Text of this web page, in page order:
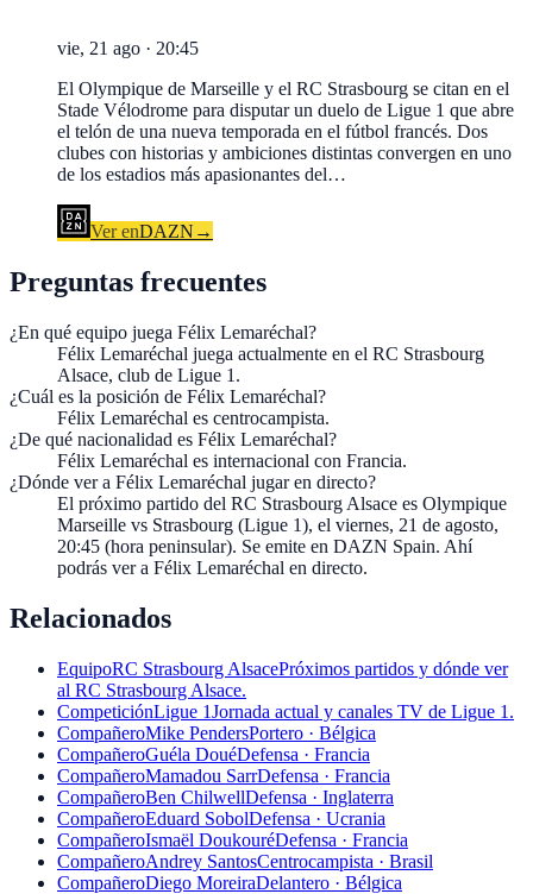
vie, 21 ago · 20:45
El Olympique de Marseille y el RC Strasbourg se citan en el
Stade Vélodrome para disputar un duelo de Ligue 1 que abre
el telón de una nueva temporada en el fútbol francés. Dos
clubes con historias y ambiciones distintas convergen en uno
de los estadios más apasionantes del…
Ver enDAZN →
Preguntas frecuentes
¿En qué equipo juega Félix Lemaréchal?
Félix Lemaréchal juega actualmente en el RC Strasbourg
Alsace, club de Ligue 1.
¿Cuál es la posición de Félix Lemaréchal?
Félix Lemaréchal es centrocampista.
¿De qué nacionalidad es Félix Lemaréchal?
Félix Lemaréchal es internacional con Francia.
¿Dónde ver a Félix Lemaréchal jugar en directo?
El próximo partido del RC Strasbourg Alsace es Olympique
Marseille vs Strasbourg (Ligue 1), el viernes, 21 de agosto,
20:45 (hora peninsular). Se emite en DAZN Spain. Ahí
podrás ver a Félix Lemaréchal en directo.
Relacionados
EquipoRC Strasbourg AlsacePróximos partidos y dónde ver
al RC Strasbourg Alsace.
CompeticiónLigue 1Jornada actual y canales TV de Ligue 1.
CompañeroMike PendersPortero · Bélgica
CompañeroGuéla DouéDefensa · Francia
CompañeroMamadou SarrDefensa · Francia
CompañeroBen ChilwellDefensa · Inglaterra
CompañeroEduard SobolDefensa · Ucrania
CompañeroIsmaël DoukouréDefensa · Francia
CompañeroAndrey SantosCentrocampista · Brasil
CompañeroDiego MoreiraDelantero · Bélgica